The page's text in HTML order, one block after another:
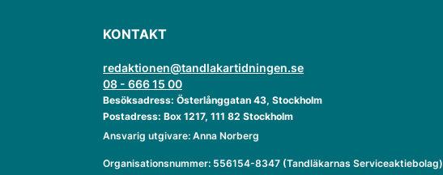
KONTAKT
redaktionen@tandlakartidningen.se
08 - 666 15 00
Besöksadress: Österlånggatan 43, Stockholm
Postadress: Box 1217, 111 82 Stockholm
Ansvarig utgivare: Anna Norberg
Organisationsnummer: 556154-8347 (Tandläkarnas Serviceaktiebolag)